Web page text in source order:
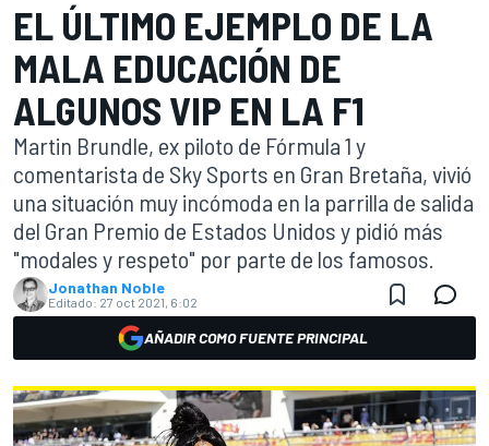
EL ÚLTIMO EJEMPLO DE LA
MALA EDUCACIÓN DE
ALGUNOS VIP EN LA F1
Martin Brundle, ex piloto de Fórmula 1 y
comentarista de Sky Sports en Gran Bretaña, vivió
una situación muy incómoda en la parrilla de salida
del Gran Premio de Estados Unidos y pidió más
"modales y respeto" por parte de los famosos.
Jonathan Noble
Editado: 27 oct 2021, 6:02
AÑADIR COMO FUENTE PRINCIPAL